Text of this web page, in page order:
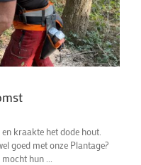
kraakte het dode hout.
goed met onze Plantage?
hun ...